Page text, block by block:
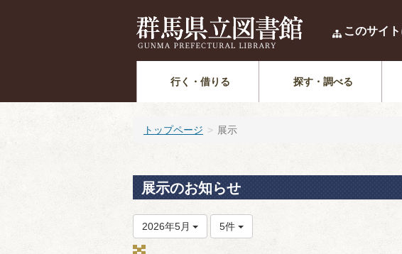
このサイ
行く・借りる 探す・調べる
トップページ 展示
展示のお知らせ
2026年5月 5件